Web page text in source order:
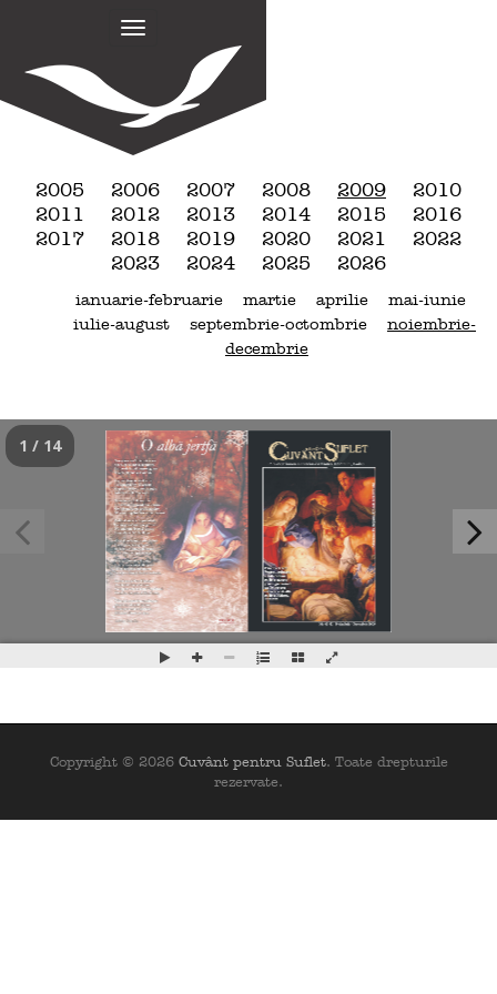
n
k
t
o
c
o
n
t
e
t
2005 2006 2007 2008 2009
2010
2011
2012 2013 2014 2015
2016
2017
2018 2019 2020 2021
2022
2023
2024 2025 2026
ianuarie-februarie martie aprilie
mai-iunie
iulie-august
septembrie-octombrie
noiembrie-
decembrie
1 / 14
Copyright © 2026 Cuvânt pentru Suflet. Toate drepturile
rezervate.